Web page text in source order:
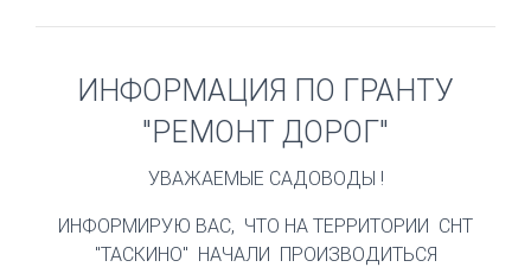
ИНФОРМАЦИЯ ПО ГРАНТУ
"РЕМОНТ ДОРОГ"
УВАЖАЕМЫЕ САДОВОДЫ !
ИНФОРМИРУЮ ВАС, ЧТО НА ТЕРРИТОРИИ СНТ
"ТАСКИНО" НАЧАЛИ ПРОИЗВОДИТЬСЯ